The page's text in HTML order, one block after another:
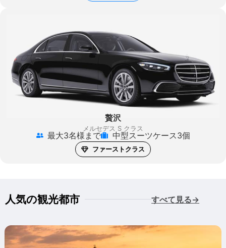
贅沢
メルセデス S クラス
最大3名様まで 中型スーツケース3個
ファーストクラス
人気の観光都市 すべて見る→